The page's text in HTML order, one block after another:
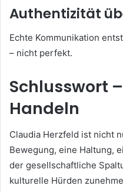
Authentizität
Echte Kommunikation
– nicht perfekt.
Schlusswort
Handeln
Claudia Herzfeld ist nicht
Bewegung, eine Haltung,
der gesellschaftliche
kulturelle Hürden